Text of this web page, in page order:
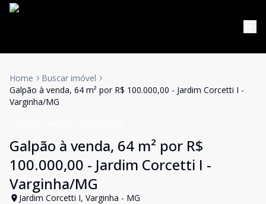
Home
Buscar imóvel
Galpão à venda, 64 m² por R$ 100.000,00 - Jardim Corcetti I -
Varginha/MG
Galpão à venda, 64 m² por R$
100.000,00 - Jardim Corcetti I -
Varginha/MG
Jardim Corcetti I, Varginha - MG